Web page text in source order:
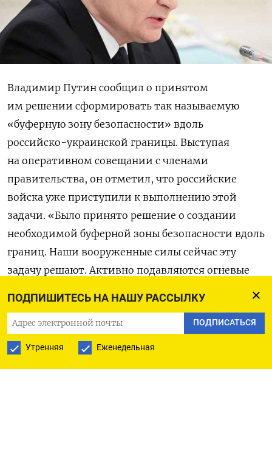
ПОДПИШИТЕСЬ НА НАШУ РАССЫЛКУ
ПОДПИСАТЬСЯ
Утренняя Еженедельная
Владимир Путин сообщил о принятом
им решении сформировать так называемую
«буферную зону безопасности» вдоль
российско-украинской границы. Выступая
на оперативном совещании с членами
правительства, он отметил, что российские
войска уже приступили к выполнению этой
задачи. «Было принято решение о создании
необходимой буферной зоны безопасности вдоль
границ. Наши вооруженные силы сейчас эту
задачу решают. Активно подавляются огневые
Путин.
По данным источников
закрытых переговоров, прошедших в Стамбуле